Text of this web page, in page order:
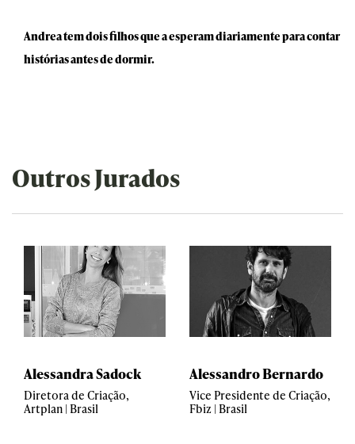
Andrea tem dois filhos que a esperam diariamente para contar
histórias antes de dormir.
Outros Jurados
Alessandra Sadock
Diretora de Criação,
Artplan | Brasil
Alessandro Bernardo
Vice Presidente de Criação,
Fbiz | Brasil